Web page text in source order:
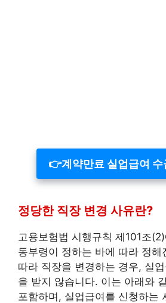
👉계약만료 실업급여 수
정당한 직장 변경 사유란?
고용보험법 시행규칙 제101조
동부령이 정하는 바에 따라 정해
따라 직장을 변경하는 경우, 실
을 받지 않습니다. 이는 아래와
포함하며, 실업급여를 신청하는